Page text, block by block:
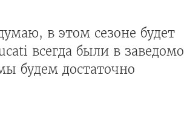
в этом сезоне будет
всегда были в заведомо
будем достаточно